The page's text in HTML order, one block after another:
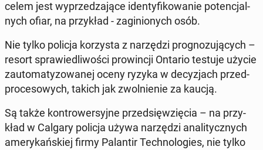
celem jest wy­prze­dza­ją­ce iden­ty­fi­ko­wa­nie po­ten­cjal­
nych ofiar, na przy­kład - za­gi­nio­nych osób.
Nie tylko policja ko­rzy­sta z na­rzę­dzi pro­gno­zu­ją­cych –
resort spra­wie­dli­wo­ści pro­win­cji Ontario testuje użycie
zauto­ma­ty­zo­wa­nej oceny ryzyka w de­cy­zjach przed­
pro­ce­so­wych, takich jak zwol­nie­nie za kaucją.
Są także kon­tro­wer­syj­ne przed­się­wzię­cia – na przy­
kład w Calgary policja używa na­rzę­dzi ana­li­tycz­nych
ame­ry­kań­skiej firmy Pa­lan­tir Tech­no­lo­gies, nie tylko